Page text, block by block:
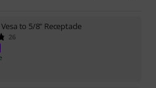
Vesa to 5/8" Receptacle
26